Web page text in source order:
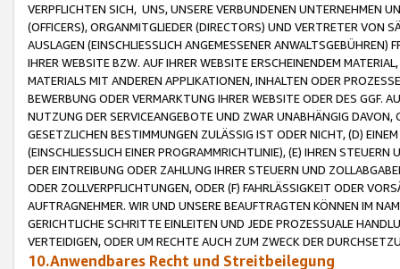
VERPFLICHTEN SICH, UNS, UNSERE VERBUNDENEN UNTERNEHMEN
(OFFICERS), ORGANMITGLIEDER (DIRECTORS) UND VERTRETER VON
AUSLAGEN (EINSCHLIESSLICH ANGEMESSENER
IHRER WEBSITE BZW. AUF IHRER WEBSITE ERSCHEINENDEM
MATERIALS MIT ANDEREN APPLIKATIONEN, INHALTEN ODER
BEWERBUNG ODER VERMARKTUNG IHRER WEBSITE ODER DES GGF.
NUTZUNG DER SERVICEANGEBOTE UND ZWAR UNABHÄNGIG
GESETZLICHEN BESTIMMUNGEN ZULÄSSIG IST ODER NICHT, (D)
(EINSCHLIESSLICH EINER PROGRAMMRICHTLINIE), (E) IHREN
DER EINTREIBUNG ODER ZAHLUNG IHRER STEUERN UND
ODER ZOLLVERPFLICHTUNGEN, ODER (F) FAHRLÄSSIGKEIT ODER
AUFTRAGNEHMER. WIR UND UNSERE BEAUFTRAGTEN KÖNNEN IM
GERICHTLICHE SCHRITTE EINLEITEN UND JEDE PROZESSUALE
VERTEIDIGEN, ODER UM RECHTE AUCH ZUM ZWECK DER
10.Anwendbares Recht und Streitbeilegung